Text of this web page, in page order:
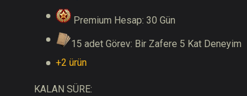
Premium Hesap: 30 Gün
15 adet Görev: Bir Zafere 5 Kat Deneyim
+2 ürün
KALAN SÜRE: